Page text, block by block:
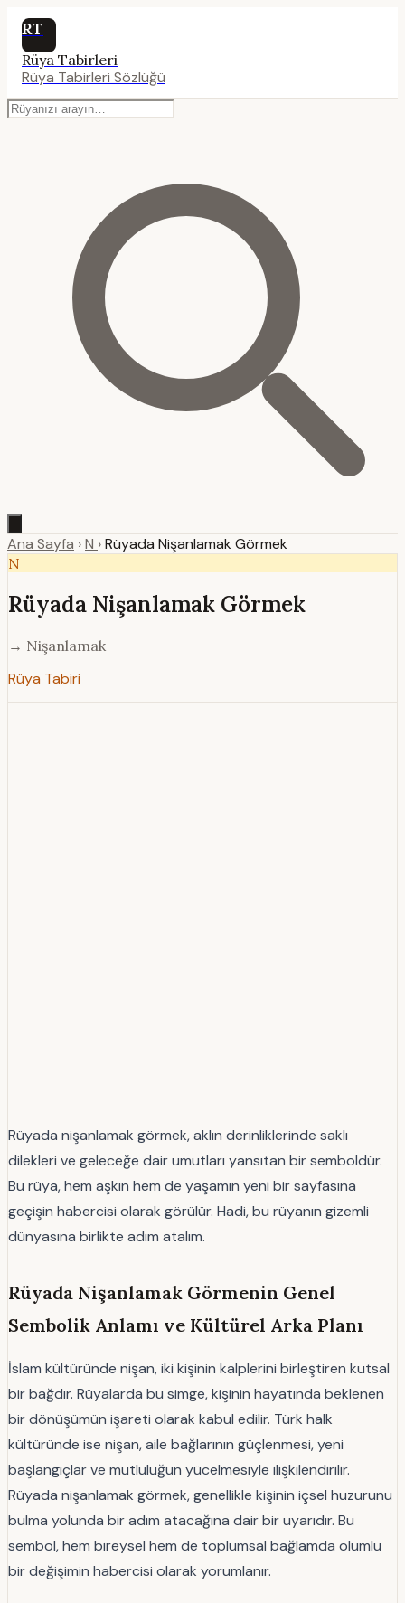
RT
Rüya Tabirleri
Rüya Tabirleri Sözlüğü
Ana Sayfa ›N ›Rüyada Nişanlamak Görmek
N
Rüyada Nişanlamak Görmek
→ Nişanlamak
Rüya Tabiri
Rüyada nişanlamak görmek, aklın derinliklerinde saklı
dilekleri ve geleceğe dair umutları yansıtan bir semboldür.
Bu rüya, hem aşkın hem de yaşamın yeni bir sayfasına
geçişin habercisi olarak görülür. Hadi, bu rüyanın gizemli
dünyasına birlikte adım atalım.
Rüyada Nişanlamak Görmenin Genel
Sembolik Anlamı ve Kültürel Arka Planı
İslam kültüründe nişan, iki kişinin kalplerini birleştiren kutsal
bir bağdır. Rüyalarda bu simge, kişinin hayatında beklenen
bir dönüşümün işareti olarak kabul edilir. Türk halk
kültüründe ise nişan, aile bağlarının güçlenmesi, yeni
başlangıçlar ve mutluluğun yücelmesiyle ilişkilendirilir.
Rüyada nişanlamak görmek, genellikle kişinin içsel huzurunu
bulma yolunda bir adım atacağına dair bir uyarıdır. Bu
sembol, hem bireysel hem de toplumsal bağlamda olumlu
bir değişimin habercisi olarak yorumlanır.